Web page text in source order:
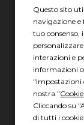
04010
Scopri gli
Gruppo Italia
Piazza della Radio,
Questo sito
navigazione e
tuo consenso,
interazioni e
informazioni o
"Impostazioni
nostra "
Cliccando su
di tutti i cookie.